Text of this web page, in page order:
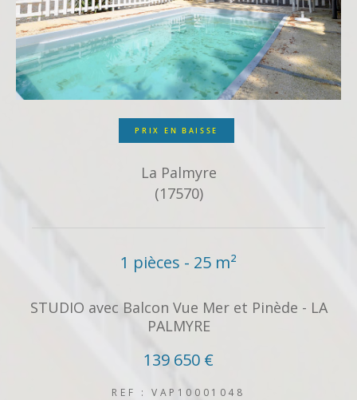
PRIX EN BAISSE
La Palmyre
(17570)
1 pièces - 25 m²
STUDIO avec Balcon Vue Mer et Pinède - LA
PALMYRE
139 650 €
REF : VAP10001048